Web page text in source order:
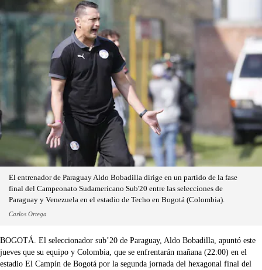
El entrenador de Paraguay Aldo Bobadilla dirige en un partido de la fase
final del Campeonato Sudamericano Sub'20 entre las selecciones de
Paraguay y Venezuela en el estadio de Techo en Bogotá (Colombia).
Carlos Ortega
BOGOTÁ. El seleccionador sub’20 de Paraguay, Aldo Bobadilla, apuntó este
jueves que su equipo y Colombia, que se enfrentarán mañana (22:00) en el
estadio El Campín de Bogotá por la segunda jornada del hexagonal final del